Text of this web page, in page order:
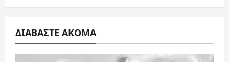
ΔΙΑΒΑΣΤΕ ΑΚΟΜΑ